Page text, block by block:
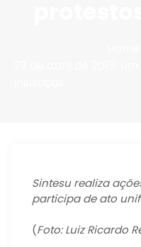
Sintesu realiza
participa de ato
(Foto: Luiz Ricardo